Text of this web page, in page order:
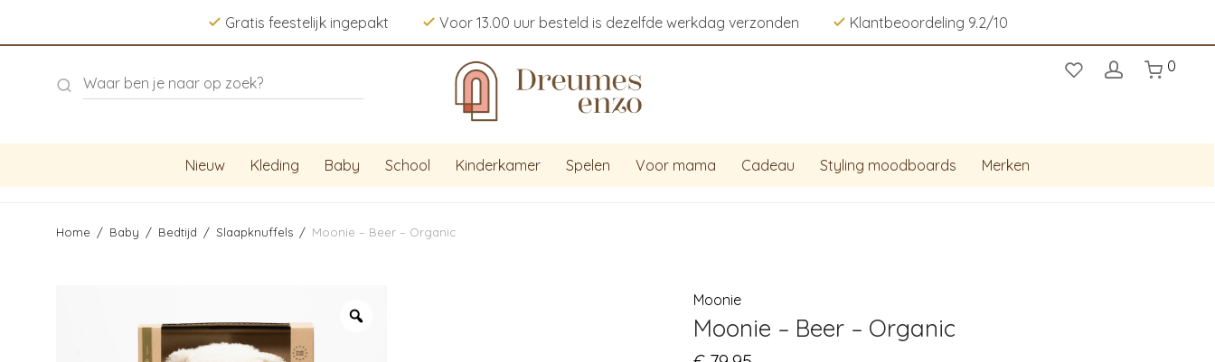
Gratis feestelijk ingepakt Voor 13.00 uur besteld is dezelfde werkdag verzonden Klantbeoordeling 9.2/10
0
Nieuw Kleding Baby School Kinderkamer Spelen Voor mama Cadeau Styling moodboards Merken
Home / Baby / Bedtijd / Slaapknuffels / Moonie – Beer – Organic
Moonie
Moonie – Beer – Organic